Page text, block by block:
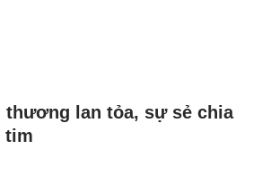
thương lan tỏa, sự sẻ chia
tim